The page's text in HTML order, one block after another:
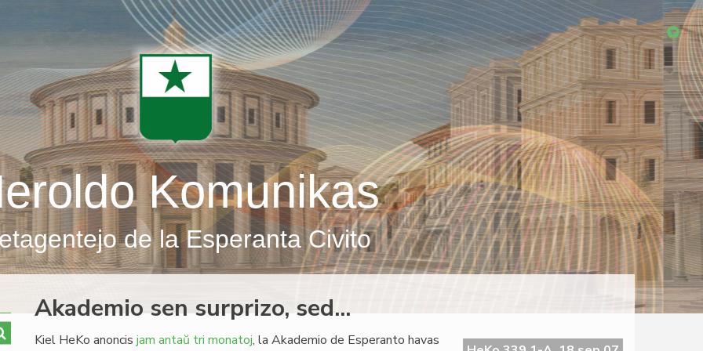
Komunikas
de la Esperanta Civito
Akademio sen surprizo, sed...
Kiel HeKo anoncis jam antaŭ tri monatoj, la Akademio de Esperanto havas